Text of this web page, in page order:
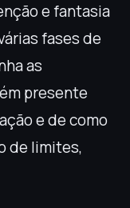
e fantasia
fases de
as
presente
e de como
de limites,